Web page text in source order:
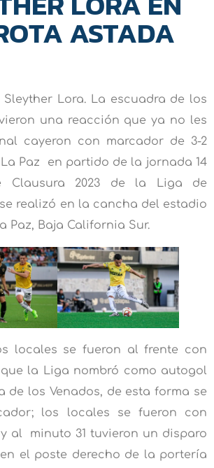
ASTADA
Lora. La escuadra de los
una reacción que ya no les
cayeron con marcador de 3-2
Paz en partido de la jornada 14
Clausura 2023 de la Liga de
realizó en la cancha del estadio
Paz, Baja California Sur.
locales se fueron al frente con
la Liga nombró como autogol
de los Venados, de esta forma se
los locales se fueron con
al minuto 31 tuvieron un disparo
el poste derecho de la portería